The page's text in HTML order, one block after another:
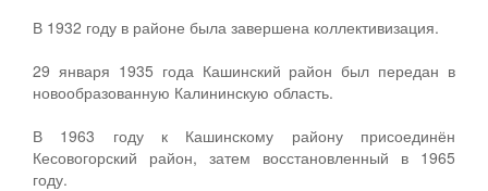
В 1932 году в районе была завершена коллективизация.
29 января 1935 года Кашинский район был передан в
новообразованную Калининскую область.
В 1963 году к Кашинскому району присоединён
Кесовогорский район, затем восстановленный в 1965
году.